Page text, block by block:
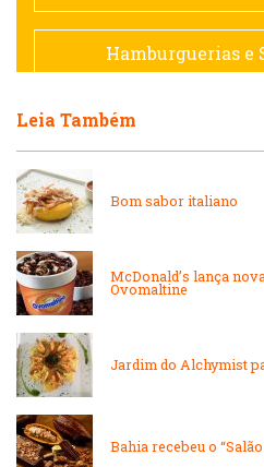
Hamburguerias e
Leia Também
Bom sabor italiano
McDonald’s lança
Ovomaltine
Jardim do Alchymist
Bahia recebeu o